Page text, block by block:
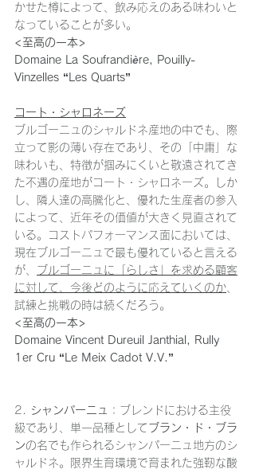
かせた樽によって、飲み応えのある味わいと
なっていることが多い。
<至高の一本>
Domaine La Soufrandière, Pouilly-
Vinzelles “Les Quarts”
コート・シャロネーズ
ブルゴーニュのシャルドネ産地の中でも、際
立って影の薄い存在であり、その「中庸」な
味わいも、特徴が掴みにくいと敬遠されてき
た不遇の産地がコート・シャロネーズ。しか
し、隣人達の高騰化と、優れた生産者の参入
によって、近年その価値が大きく見直されて
いる。コストパフォーマンス面においては、
現在ブルゴーニュで最も優れていると言える
が、 ブルゴーニュに「らしさ」を求める顧客
に対して、今後どのように応えていくのか
試練と挑戦の時は続くだろう。
<至高の一本>
Domaine Vincent Dureuil Janthial, Rully
1er Cru “Le Meix Cadot V.V.”
2. シャンパーニュ ： ブレンドにおける主役
級であり、単一品種として ブラン・ド・ブラ
ンの名でも作られるシャンパーニュ地方のシ
ャルドネ。限界生育環境で育まれた強靭な酸